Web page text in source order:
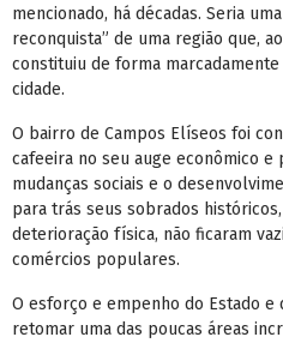
mencionado, há décadas. Seria
reconquista” de uma região que,
constituiu de forma
cidade.
O bairro de Campos Elíseos foi
cafeeira no seu auge econômico e
mudanças sociais e o
para trás seus sobrados
deterioração física, não ficaram
comércios populares.
O esforço e empenho do Estado e
retomar uma das poucas áreas